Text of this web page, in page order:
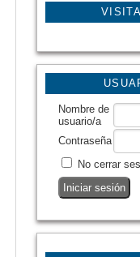
Nombre de
usuario/a
Contraseña
No cerrar